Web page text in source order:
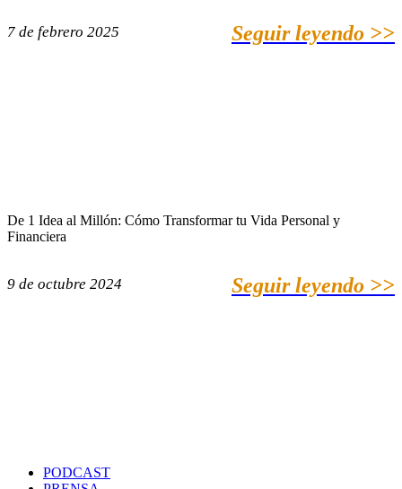
7 de febrero 2025 Seguir leyendo >>
De 1 Idea al Millón: Cómo Transformar tu Vida Personal y
Financiera
9 de octubre 2024 Seguir leyendo >>
PODCAST